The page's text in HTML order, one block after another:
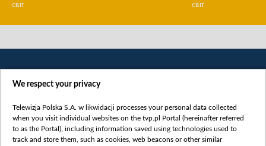
СВІТ СВІТ
Категорії
We respect your privacy
Telewizja Polska S.A. w likwidacji processes your personal data collected
when you visit individual websites on the tvp.pl Portal (hereinafter referred
to as the Portal), including information saved using technologies used to
track and store them, such as cookies, web beacons or other similar